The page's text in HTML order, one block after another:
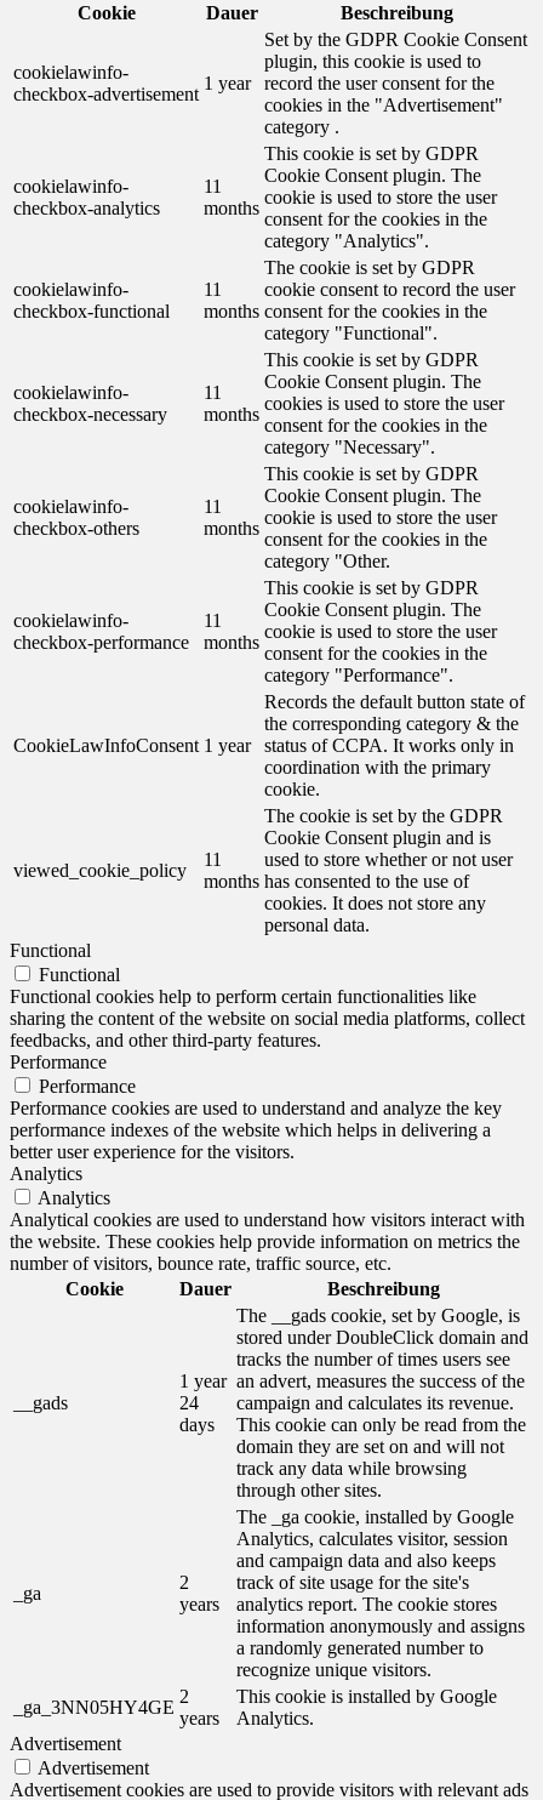
Cookie
Dauer Beschreibung
cookielawinfo-
checkbox-advertisement
1 year
Set by the GDPR Cookie Consent
plugin, this cookie is used to
record the user consent for the
cookies in the "Advertisement"
category .
cookielawinfo-
checkbox-analytics
11
months
This cookie is set by GDPR
Cookie Consent plugin. The
cookie is used to store the user
consent for the cookies in the
category "Analytics".
cookielawinfo-
checkbox-functional
11
months
The cookie is set by GDPR
cookie consent to record the user
consent for the cookies in the
category "Functional".
cookielawinfo-
checkbox-necessary
11
months
This cookie is set by GDPR
Cookie Consent plugin. The
cookies is used to store the user
consent for the cookies in the
category "Necessary".
cookielawinfo-
checkbox-others
11
months
This cookie is set by GDPR
Cookie Consent plugin. The
cookie is used to store the user
consent for the cookies in the
category "Other.
cookielawinfo-
checkbox-performance
11
months
This cookie is set by GDPR
Cookie Consent plugin. The
cookie is used to store the user
consent for the cookies in the
category "Performance".
CookieLawInfoConsent 1 year
Records the default button state of
the corresponding category & the
status of CCPA. It works only in
coordination with the primary
cookie.
viewed_cookie_policy
11
months
The cookie is set by the GDPR
Cookie Consent plugin and is
used to store whether or not user
has consented to the use of
cookies. It does not store any
personal data.
Functional
Functional
Functional cookies help to perform certain functionalities like
sharing the content of the website on social media platforms, collect
feedbacks, and other third-party features.
Performance
Performance
Performance cookies are used to understand and analyze the key
performance indexes of the website which helps in delivering a
better user experience for the visitors.
Analytics
Analytics
Analytical cookies are used to understand how visitors interact with
the website. These cookies help provide information on metrics the
number of visitors, bounce rate, traffic source, etc.
Cookie
Dauer Beschreibung
__gads
1 year
24
days
The __gads cookie, set by Google, is
stored under DoubleClick domain and
tracks the number of times users see
an advert, measures the success of the
campaign and calculates its revenue.
This cookie can only be read from the
domain they are set on and will not
track any data while browsing
through other sites.
_ga
2
years
The _ga cookie, installed by Google
Analytics, calculates visitor, session
and campaign data and also keeps
track of site usage for the site's
analytics report. The cookie stores
information anonymously and assigns
a randomly generated number to
recognize unique visitors.
_ga_3NN05HY4GE
2
years
This cookie is installed by Google
Analytics.
Advertisement
Advertisement
Advertisement cookies are used to provide visitors with relevant ads